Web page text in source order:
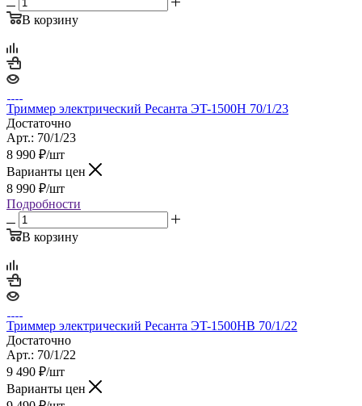
В корзину
Триммер электрический Ресанта ЭT-1500Н 70/1/23
Достаточно
Арт.: 70/1/23
8 990 ₽/шт
Варианты цен
8 990 ₽/шт
Подробности
В корзину
Триммер электрический Ресанта ЭT-1500НВ 70/1/22
Достаточно
Арт.: 70/1/22
9 490 ₽/шт
Варианты цен